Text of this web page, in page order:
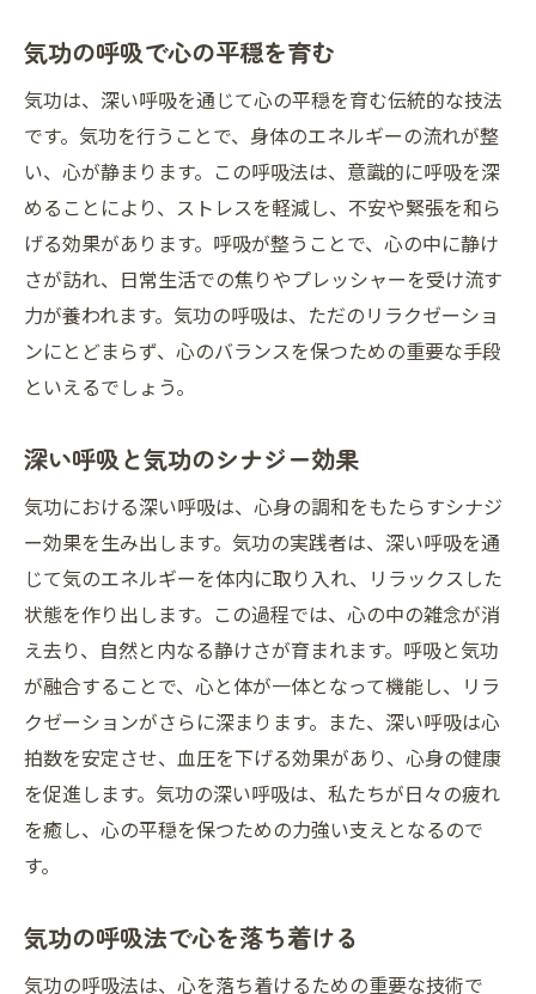
気功の呼吸で心の平穏を育む
気功は、深い呼吸を通じて心の平穏を育む伝統的な技法
です。気功を行うことで、身体のエネルギーの流れが整
い、心が静まります。この呼吸法は、意識的に呼吸を深
めることにより、ストレスを軽減し、不安や緊張を和ら
げる効果があります。呼吸が整うことで、心の中に静け
さが訪れ、日常生活での焦りやプレッシャーを受け流す
力が養われます。気功の呼吸は、ただのリラクゼーショ
ンにとどまらず、心のバランスを保つための重要な手段
といえるでしょう。
深い呼吸と気功のシナジー効果
気功における深い呼吸は、心身の調和をもたらすシナジ
ー効果を生み出します。気功の実践者は、深い呼吸を通
じて気のエネルギーを体内に取り入れ、リラックスした
状態を作り出します。この過程では、心の中の雑念が消
え去り、自然と内なる静けさが育まれます。呼吸と気功
が融合することで、心と体が一体となって機能し、リラ
クゼーションがさらに深まります。また、深い呼吸は心
拍数を安定させ、血圧を下げる効果があり、心身の健康
を促進します。気功の深い呼吸は、私たちが日々の疲れ
を癒し、心の平穏を保つための力強い支えとなるので
す。
気功の呼吸法で心を落ち着ける
気功の呼吸法は、心を落ち着けるための重要な技術で